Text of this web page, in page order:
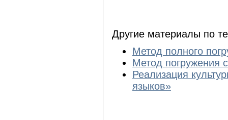
Другие материалы по
Метод полного
Метод погружения
Реализация
языков»